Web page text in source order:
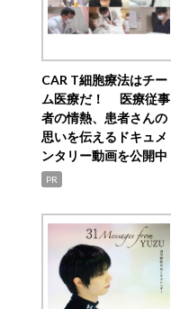
CAR T細胞療法はチー
ム医療だ！ 医療従事
者の情熱、患者さんの
思いを伝えるドキュメ
ンタリー動画を公開中
PR